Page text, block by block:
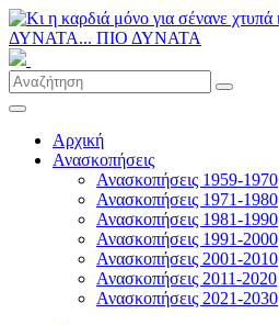
Αρχική
Ανασκοπήσεις
Ανασκοπήσεις 1959-1970
Ανασκοπήσεις 1971-1980
Ανασκοπήσεις 1981-1990
Ανασκοπήσεις 1991-2000
Ανασκοπήσεις 2001-2010
Ανασκοπήσεις 2011-2020
Ανασκοπήσεις 2021-2030